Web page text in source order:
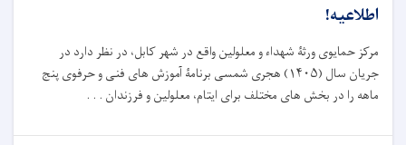
اطلاعیه!
مرکز حمایوی ورثۀ شهداء و معلولین واقع در شهر کابل، در نظر دارد در
جریان سال (۱۴۰۵) هجری شمسی برنامۀ آموزش های فنی و حرفوی پنج
ماهه را در بخش های مختلف برای ایتام، معلولین و فرزندان . . .